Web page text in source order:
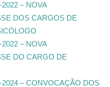
2022 – NOVA
DOS CARGOS DE
2022 – NOVA
DO CARGO DE
2024 – CONVOCAÇÃO DOS